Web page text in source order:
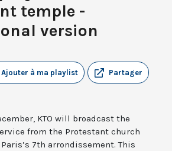
temple -
version
Partager
Ajouter à ma playlist
KTO will broadcast the
from the Protestant church
7th arrondissement. This